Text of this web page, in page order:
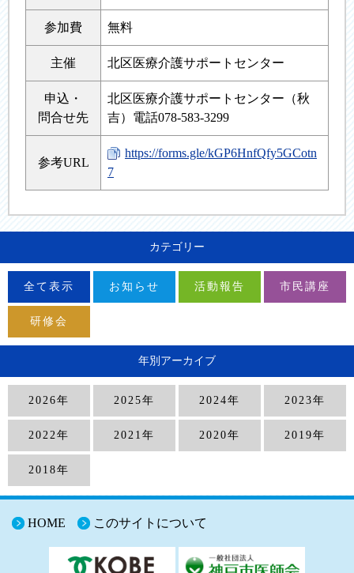
参加費 無料
主催 北区医療介護サポートセンター
申込・
問合せ先
北区医療介護サポートセンター（秋
吉）電話078-583-3299
参考URL
https://forms.gle/kGP6HnfQfy5GCotn
7
カテゴリー
全て表示 お知らせ 活動報告 市民講座
研修会
年別アーカイブ
2026年 2025年 2024年 2023年
2022年 2021年 2020年 2019年
2018年
HOME このサイトについて